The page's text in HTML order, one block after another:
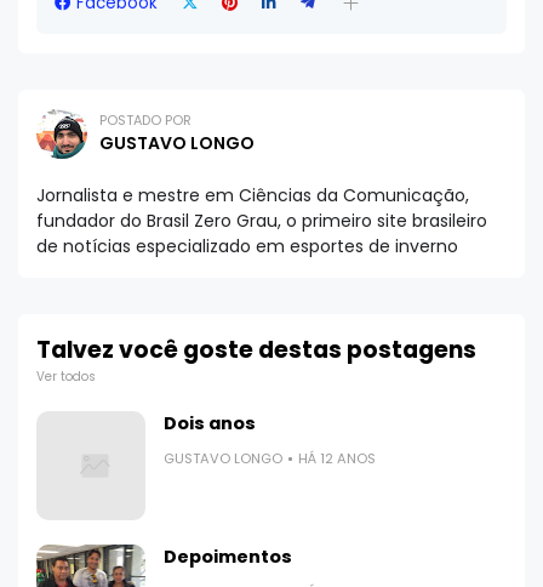
POSTADO POR
GUSTAVO LONGO
Jornalista e mestre em Ciências da Comunicação,
fundador do Brasil Zero Grau, o primeiro site brasileiro
de notícias especializado em esportes de inverno
Talvez você goste destas postagens
Ver todos
Dois anos
GUSTAVO LONGO HÁ 12 ANOS
Depoimentos